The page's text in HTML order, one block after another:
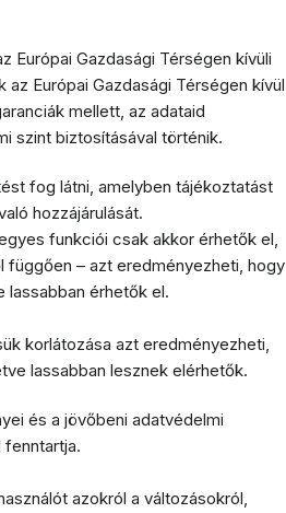
Európai Gazdasági Térségen kívüli
Európai Gazdasági Térségen kívül
mellett, az adataid
szint biztosításával történik.
fog látni, amelyben tájékoztatást
hozzájárulását.
funkciói csak akkor érhetők el,
– azt eredményezheti, hogy
lassabban érhetők el.
korlátozása azt eredményezheti,
lassabban lesznek elérhetők.
és a jövőbeni adatvédelmi
fenntartja.
azokról a változásokról,